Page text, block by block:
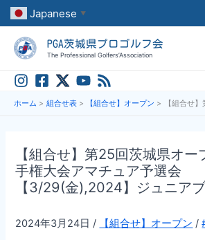
容
Japanese ▼
PGA茨城県プロゴルフ会
The Professional Golfers’Association
ホーム 組合せ表 【組合せ】オープン
【組合せ】第25回茨城県オー
手権大会アマチュア予選会
【3/29(金),2024】ジュニア
2024年3月24日 / 【組合せ】オープン /